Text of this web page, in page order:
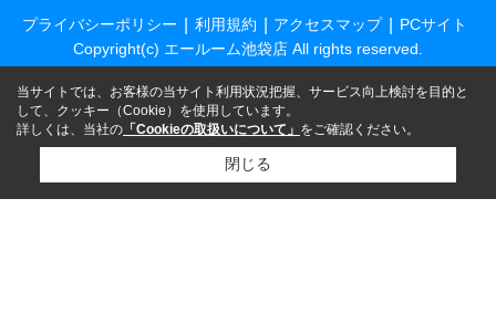
プライバシーポリシー 利用規約 アクセスマップ
PCサイト
Copyright(c) エールーム池袋店 All rights reserved.
当サイトでは、お客様の当サイト利用状況把握、サービス向上検討を目的と
して、クッキー（Cookie）を使用しています。
詳しくは、当社の 「Cookieの取扱いについて」 をご確認ください。
閉じる